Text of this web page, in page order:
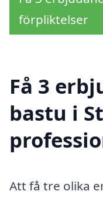
förpliktelser
Få 3
bastu i
Att få tre olika